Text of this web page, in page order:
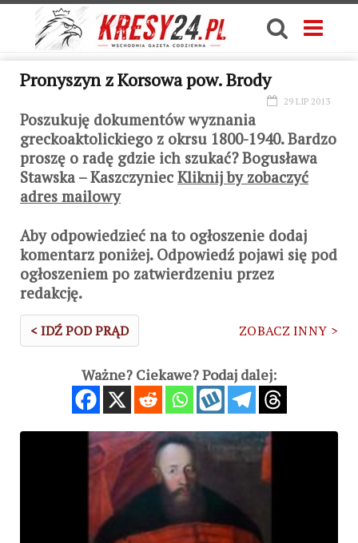
Pronyszyn z Korsowa pow. Brody
29 LIP 2013
Poszukuję dokumentów wyznania
greckoaktolickiego z okrsu 1800-1940. Bardzo
proszę o radę gdzie ich szukać? Bogusława
Stawska – Kaszczyniec Kliknij by zobaczyć
adres mailowy
Aby odpowiedzieć na to ogłoszenie dodaj
komentarz poniżej. Odpowiedź pojawi się pod
ogłoszeniem po zatwierdzeniu przez
redakcję.
< IDŹ POD PRĄD ZOBACZ INNY >
Ważne? Ciekawe? Podaj dalej: